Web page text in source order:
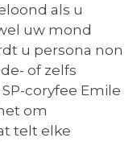
als u
uw mond
u persona non
of zelfs
coryfee Emile
om
telt elke